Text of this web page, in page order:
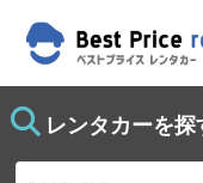
レンタカーを探